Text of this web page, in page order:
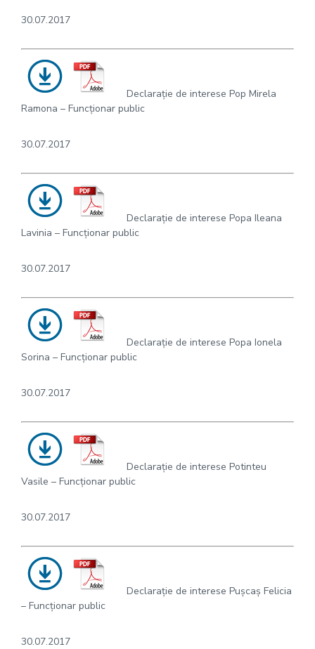
30.07.2017
Declarație de interese Pop Mirela
Ramona – Funcționar public
30.07.2017
Declarație de interese Popa Ileana
Lavinia – Funcționar public
30.07.2017
Declarație de interese Popa Ionela
Sorina – Funcționar public
30.07.2017
Declarație de interese Potinteu
Vasile – Funcționar public
30.07.2017
Declarație de interese Pușcaș Felicia
– Funcționar public
30.07.2017